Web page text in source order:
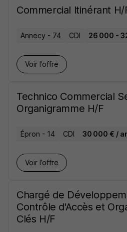
Commercial Itinérant H/
Annecy - 74 CDI 26 000 -
Voir l’offre
Technico Commercial
Organigramme H/F
Épron - 14 CDI 30 000 € /
Voir l’offre
Chargé de
Contrôle d'Accès et
Clés H/F